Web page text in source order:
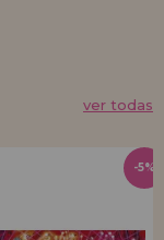
ver todas
-5%